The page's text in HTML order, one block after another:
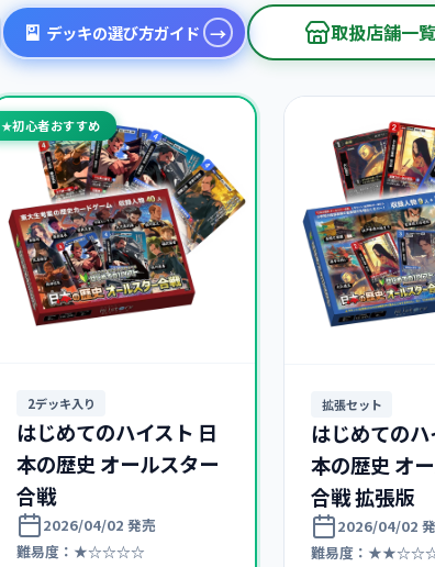
デッキの選び方ガイド → 取扱店舗一覧
★初心者おすすめ
2デッキ入り
はじめてのハイスト 日
本の歴史 オールスター
合戦
2026/04/02 発売
難易度：★☆☆☆☆
拡張セット
はじめてのハ
本の歴史 オ
合戦 拡張版
2026/04/02
難易度：